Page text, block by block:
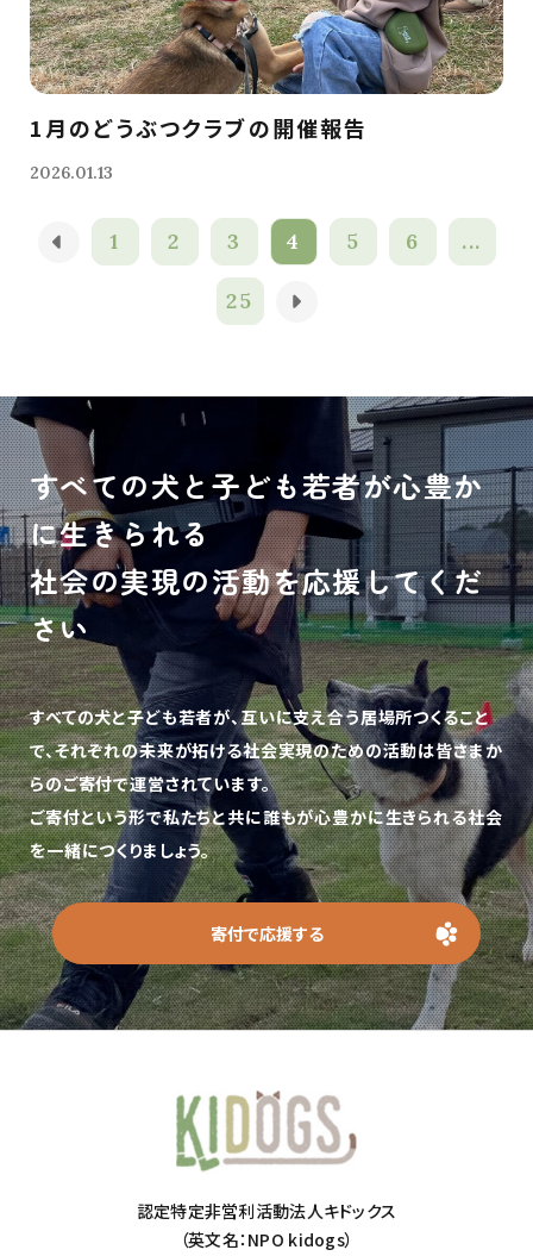
1月のどうぶつクラブの開催報告
2026.01.13
1 2 3 4 5 6 ...
25
すべての犬と子ども若者が心豊か
に生きられる
社会の実現の活動を応援してくだ
さい
すべての犬と子ども若者が、互いに支え合う居場所つくること
で、それぞれの未来が拓ける社会実現のための活動は皆さまか
らのご寄付で運営されています。
ご寄付という形で私たちと共に誰もが心豊かに生きられる社会
を一緒につくりましょう。
寄付で応援する
認定特定非営利活動法人キドックス
（英文名：NPO kidogs）